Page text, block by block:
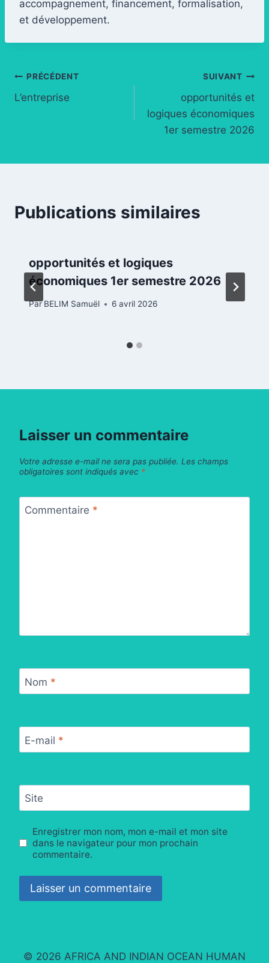
accompagnement, financement, formalisation,
et développement.
Navigation
de
PRÉCÉDENT
L’entreprise
SUIVANT
opportunités et
logiques économiques
1er semestre 2026
Publications similaires
opportunités et logiques
économiques 1er semestre 2026
Par BELIM Samuël 6 avril 2026
Laisser un commentaire
Votre adresse e-mail ne sera pas publiée. Les champs
obligatoires sont indiqués avec *
Commentaire *
Nom *
E-mail *
Site
Enregistrer mon nom, mon e-mail et mon site
dans le navigateur pour mon prochain
commentaire.
© 2026 AFRICA AND INDIAN OCEAN HUMAN